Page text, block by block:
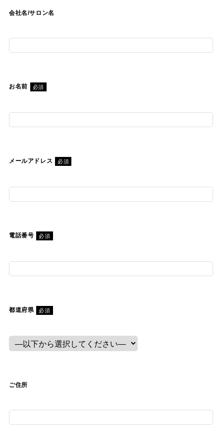
会社名/サロン名
お名前 必須
メールアドレス 必須
電話番号 必須
都道府県 必須
ご住所